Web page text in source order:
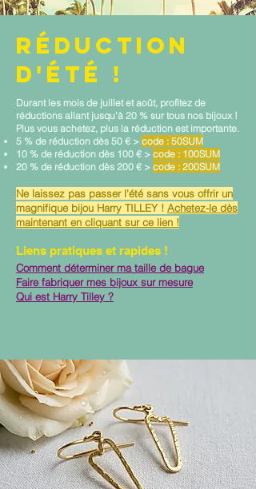
RÉDUCTION
D'ÉTÉ !
Durant les mois de juillet et août, profitez de
réductions allant jusqu'à 20 % sur tous nos bijoux !
Plus vous achetez, plus la réduction est importante.
5 % de réduction dès 50 € > code : 50SUM
10 % de réduction dès 100 € > code : 100SUM
20 % de réduction dès 200 € > code : 200SUM
Ne laissez pas passer l'été sans vous offrir un
magnifique bijou Harry TILLEY ! Achetez-le dès
maintenant en cliquant sur ce lien !
Liens pratiques et rapides !
Comment déterminer ma taille de bague
Faire fabriquer mes bijoux sur mesure
Qui est Harry Tilley ?